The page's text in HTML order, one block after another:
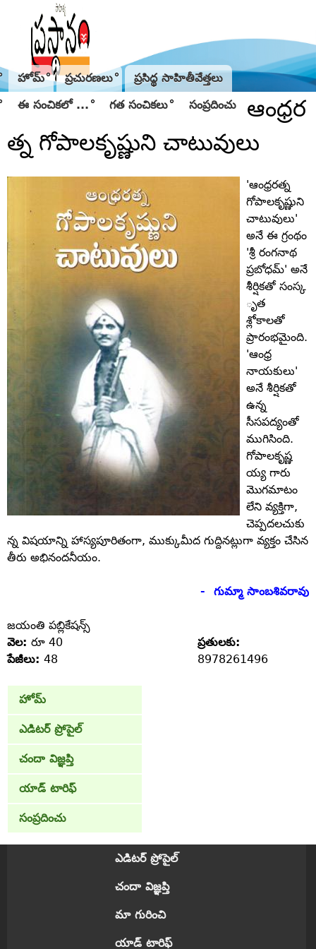
హోమ్ ప్రచురణలు ప్రసిద్థ సాహితీవేత్తలు
ఈ సంచికలో ... గత సంచికలు సంప్రదించు
ఆంధ్రర
త్న గోపాలకృష్ణుని చాటువులు
'ఆంధ్రరత్న
గోపాలకృష్ణుని
చాటువులు'
అనే ఈ గ్రంథం
'శ్రీ రంగనాథ
ప్రబోధమ్‌' అనే
శీర్షికతో సంస్క
ృత
శ్లోకాలతో
ప్రారంభమైంది.
'ఆంధ్ర
నాయకులు'
అనే శీర్షికతో
ఉన్న
సీసపద్యంతో
ముగిసింది.
గోపాలకృష్ణ
య్య గారు
మొగమాటం
లేని వ్యక్తిగా,
చెప్పదలచుకు
న్న విషయాన్ని హాస్యపూరితంగా, ముక్కుమీద గుద్దినట్లుగా వ్యక్తం చేసిన
తీరు అభినందనీయం.
- గుమ్మా సాంబశివరావు
జయంతి పబ్లికేషన్స్‌
వెల: రూ 40
పేజీలు: 48
ప్రతులకు:
8978261496
హోమ్
ఎడిటర్ ప్రోపైల్
చందా విజ్ఞప్తి
యాడ్ టారిఫ్
సంప్రదించు
ఎడిటర్ ప్రోపైల్
చందా విజ్ఞప్తి
మా గురించి
యాడ్ టారిఫ్